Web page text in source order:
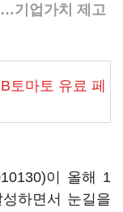
기업가치 제고
토마토 유료 페
이 올해 1
하면서 눈길을